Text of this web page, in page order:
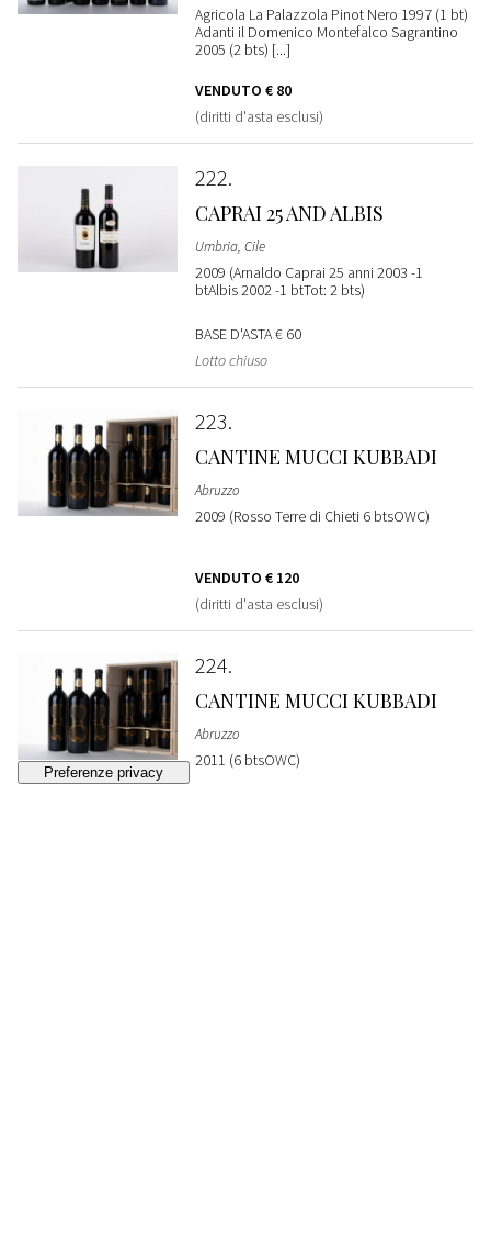
Agricola La Palazzola Pinot Nero 1997 (1 bt)
Adanti il Domenico Montefalco Sagrantino
2005 (2 bts) [...]
VENDUTO € 80
(diritti d'asta esclusi)
222
CAPRAI 25 AND ALBIS
Umbria, Cile
2009 (Arnaldo Caprai 25 anni 2003 -1
btAlbis 2002 -1 btTot: 2 bts)
BASE D'ASTA€ 60
Lotto chiuso
223
CANTINE MUCCI KUBBADI
Abruzzo
2009 (Rosso Terre di Chieti 6 btsOWC)
VENDUTO € 120
(diritti d'asta esclusi)
224
CANTINE MUCCI KUBBADI
Abruzzo
2011 (6 btsOWC)